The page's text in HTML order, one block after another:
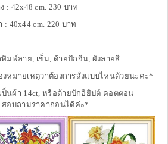
: 42x48 cm. 230 บาท
: 40x44 cm. 220 บาท
มพ์ลาย, เข็ม, ด้ายปักจีน, ผังลายสี
หมายเหตุว่าต้องการสั่งแบบไหนด้วยนะคะ*
ป็นผ้า 14ct, หรือด้ายปักอียิปต์ คอตตอน
สอบถามราคาก่อนได้ค่ะ*